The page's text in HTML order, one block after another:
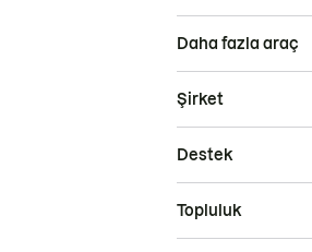
Daha fazla araç
Şirket
Destek
Topluluk